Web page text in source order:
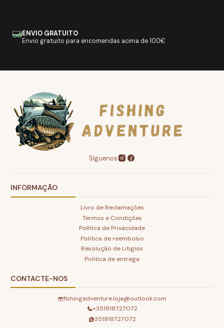
ENVIO GRATUITO
Envio gratuito para encomendas acima de 100€
Síguenos
INFORMAÇÃO
Livro de Reclamações
Termos e Condições
Política de Privacidade
Politica de reembolso
Resolução de Litigios
Politica de entrega
CONTACTE-NOS
fishingadventure.loja@outlook.com
+351918727072
351918727072